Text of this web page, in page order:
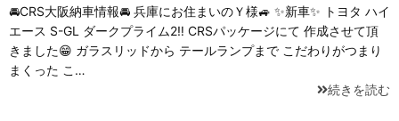
🚘CRS大阪納車情報🚘 兵庫にお住まいのＹ様🚙 ✨新車✨ トヨタ ハイ
エース S-GL ダークプライム2‼️ CRSパッケージにて 作成させて頂
きました😁 ガラスリッドから テールランプまで こだわりがつまり
まくった こ…
続きを読む